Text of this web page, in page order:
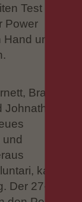
Test der
Power
und
Brae
kam
Der 27-